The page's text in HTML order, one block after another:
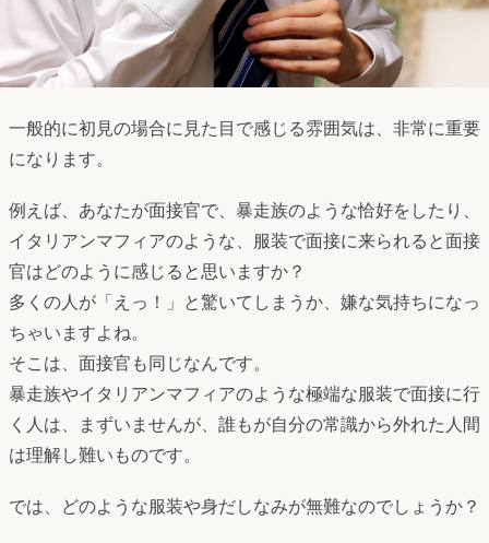
一般的に初見の場合に見た目で感じる雰囲気は、非常に重要
になります。
例えば、あなたが面接官で、暴走族のような恰好をしたり、
イタリアンマフィアのような、服装で面接に来られると面接
官はどのように感じると思いますか？
多くの人が「えっ！」と驚いてしまうか、嫌な気持ちになっ
ちゃいますよね。
そこは、面接官も同じなんです。
暴走族やイタリアンマフィアのような極端な服装で面接に行
く人は、まずいませんが、誰もが自分の常識から外れた人間
は理解し難いものです。
では、どのような服装や身だしなみが無難なのでしょうか？